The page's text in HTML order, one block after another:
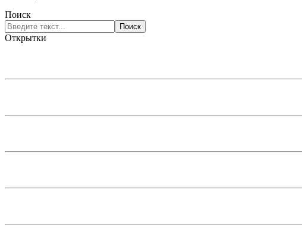
Поиск
Поиск
Открытки